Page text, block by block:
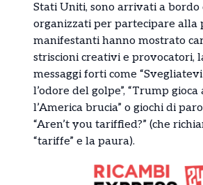
Stati Uniti, sono arrivati a bordo
organizzati per partecipare alla
manifestanti hanno mostrato
striscioni creativi e provocatori,
messaggi forti come
l’odore del golpe”, “Trump
l’America brucia” o giochi di
“Aren’t you tariffied?” (che
“tariffe” e la paura).